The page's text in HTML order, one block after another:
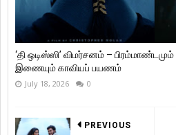
‘தி ஒடிஸ்ஸி’ விமர்சனம் –
இணையும் காவியப் பயணம்
July 18, 2026 0
PREVIOUS